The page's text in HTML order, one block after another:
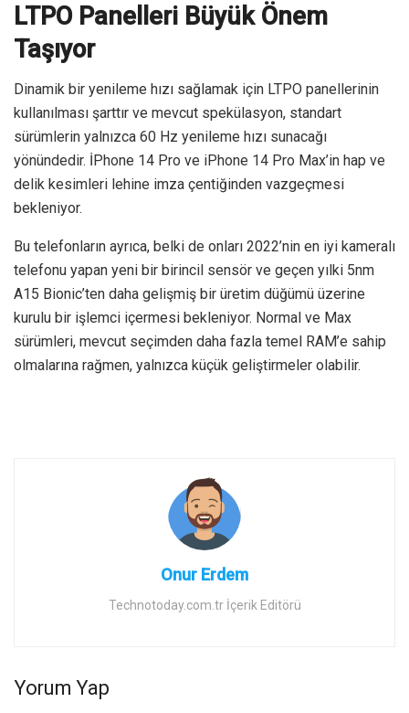
LTPO Panelleri Büyük Önem
Taşıyor
Dinamik bir yenileme hızı sağlamak için LTPO panellerinin
kullanılması şarttır ve mevcut spekülasyon, standart
sürümlerin yalnızca 60 Hz yenileme hızı sunacağı
yönündedir. İPhone 14 Pro ve iPhone 14 Pro Max’in hap ve
delik kesimleri lehine imza çentiğinden vazgeçmesi
bekleniyor.
Bu telefonların ayrıca, belki de onları 2022’nin en iyi kameralı
telefonu yapan yeni bir birincil sensör ve geçen yılki 5nm
A15 Bionic’ten daha gelişmiş bir üretim düğümü üzerine
kurulu bir işlemci içermesi bekleniyor. Normal ve Max
sürümleri, mevcut seçimden daha fazla temel RAM’e sahip
olmalarına rağmen, yalnızca küçük geliştirmeler olabilir.
Onur Erdem
Technotoday.com.tr İçerik Editörü
Yorum Yap